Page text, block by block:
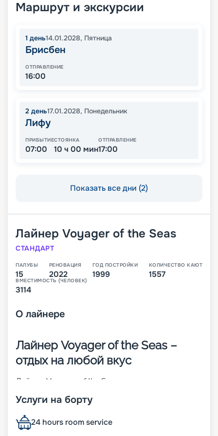
Маршрут и экскурсии
1 день14.01.2028, Пятница
Брисбен
ОТПРАВЛЕНИЕ
16:00
2 день17.01.2028, Понедельник
Лифу
ПРИБЫТИЕ
07:00
СТОЯНКА
10 ч 00 мин
ОТПРАВЛЕНИЕ
17:00
Показать все дни (2)
Лайнер Voyager of the Seas
СТАНДАРТ
ПАЛУБЫ
15
РЕНОВАЦИЯ
2022
ГОД ПОСТРОЙКИ
1999
КОЛИЧЕСТВО КАЮТ
1557
ВМЕСТИМОСТЬ (ЧЕЛОВЕК)
3114
О лайнере
Лайнер Voyager of the Seas –
отдых на любой вкус
Лайнер Voyager of the Seas – родоначальник
году в Финляндии. На момент спуска на воду он
нем впервые появился крытый куполом
променад протяженностью 3/4 длины судна.
Услуги на борту
24 hours room service